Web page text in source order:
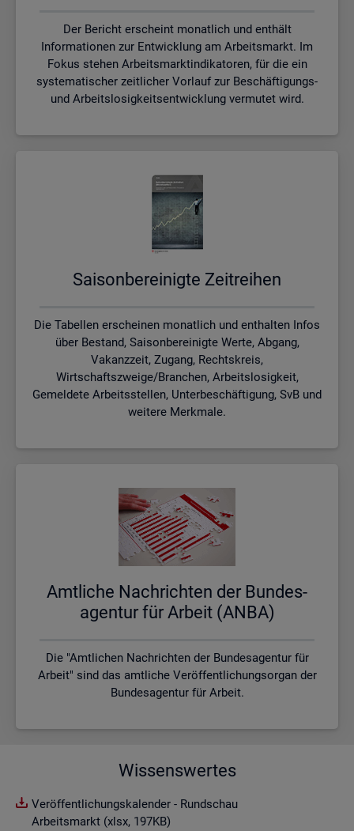
Der Bericht erscheint monatlich und enthält
Informationen zur Entwicklung am Arbeitsmarkt. Im
Fokus stehen Arbeitsmarktindikatoren, für die ein
systematischer zeitlicher Vorlauf zur Beschäftigungs-
und Arbeitslosigkeitsentwicklung vermutet wird.
Sai­son­be­rei­nig­te Zeit­rei­hen
Die Tabellen erscheinen monatlich und enthalten Infos
über Bestand, Saisonbereinigte Werte, Abgang,
Vakanzzeit, Zugang, Rechtskreis,
Wirtschaftszweige/Branchen, Arbeitslosigkeit,
Gemeldete Arbeitsstellen, Unterbeschäftigung, SvB und
weitere Merkmale.
Amt­li­che Nach­rich­ten der Bun­des­
agen­tur für Ar­beit (ANBA)
Die "Amtlichen Nachrichten der Bundesagentur für
Arbeit" sind das amtliche Veröffentlichungsorgan der
Bundesagentur für Arbeit.
Wissenswertes
Veröffentlichungskalender - Rundschau
Arbeitsmarkt (xlsx, 197KB)